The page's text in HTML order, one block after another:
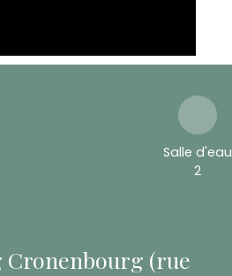
Salle d'eau
2
Cronenbourg (rue